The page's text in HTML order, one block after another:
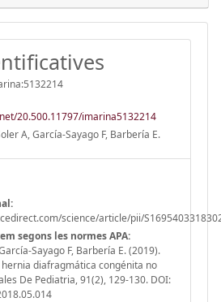
20.500.11797/imarina5132214
A, García-Sayago F, Barbería E.
science/article/pii/
segons les normes APA:
Sayago F, Barbería E. (2019).
diafragmática congénita no
De Pediatria, 91(2), 129-130. DOI: